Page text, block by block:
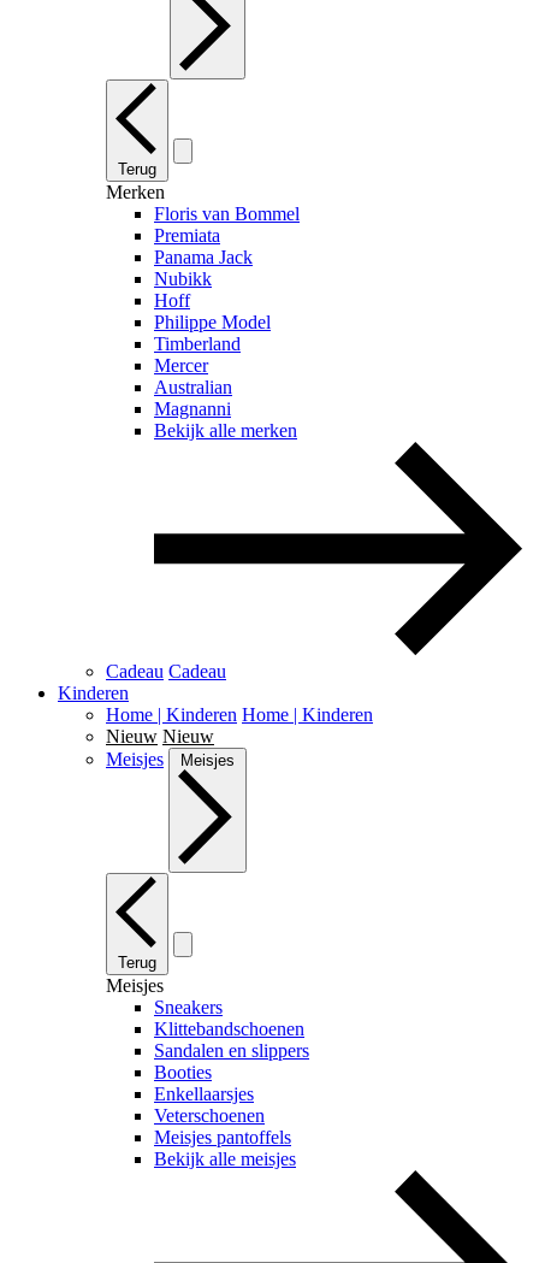
Terug
Merken
Floris van Bommel
Premiata
Panama Jack
Nubikk
Hoff
Philippe Model
Timberland
Mercer
Australian
Magnanni
Bekijk alle merken
Cadeau Cadeau
Kinderen
Home | Kinderen Home | Kinderen
Nieuw Nieuw
Meisjes
Meisjes
Terug
Meisjes
Sneakers
Klittebandschoenen
Sandalen en slippers
Booties
Enkellaarsjes
Veterschoenen
Meisjes pantoffels
Bekijk alle meisjes